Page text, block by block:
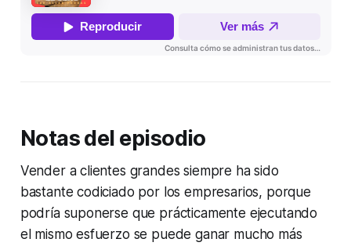
Notas del episodio
Vender a clientes grandes siempre ha sido
bastante codiciado por los empresarios, porque
podría suponerse que prácticamente ejecutando
el mismo esfuerzo se puede ganar mucho más